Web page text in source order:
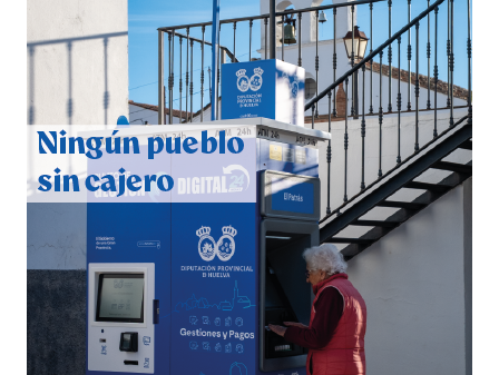
QUINTA CORRIDA DE LAS FIESTAS COLOMBINAS
2026
hace 6 días·Huelvatv